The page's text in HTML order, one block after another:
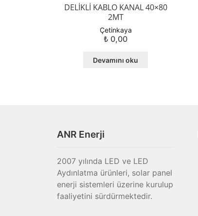
DELİKLİ KABLO KANAL 40×80
2MT
Çetinkaya
₺ 0,00
Devamını oku
ANR Enerji
2007 yılında LED ve LED
Aydınlatma ürünleri, solar panel
enerji sistemleri üzerine kurulup
faaliyetini sürdürmektedir.